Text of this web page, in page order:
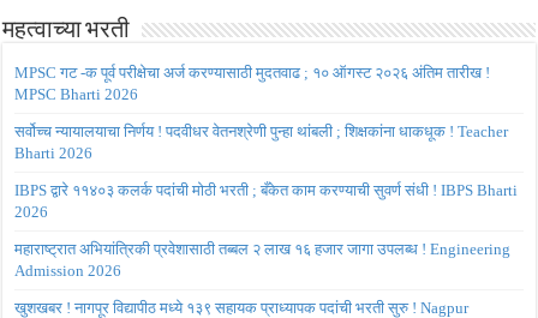
महत्वाच्या भरती
MPSC गट -क पूर्व परीक्षेचा अर्ज करण्यासाठी मुदतवाढ ; १० ऑगस्ट २०२६ अंतिम तारीख !
MPSC Bharti 2026
सर्वोच्च न्यायालयाचा निर्णय ! पदवीधर वेतनश्रेणी पुन्हा थांबली ; शिक्षकांना धाकधूक ! Teacher
Bharti 2026
IBPS द्वारे ११४०३ कलर्क पदांची मोठी भरती ; बँकेत काम करण्याची सुवर्ण संधी ! IBPS Bharti
2026
महाराष्ट्रात अभियांत्रिकी प्रवेशासाठी तब्बल २ लाख १६ हजार जागा उपलब्ध ! Engineering
Admission 2026
खुशखबर ! नागपूर विद्यापीठ मध्ये १३९ सहायक प्राध्यापक पदांची भरती सुरु ! Nagpur